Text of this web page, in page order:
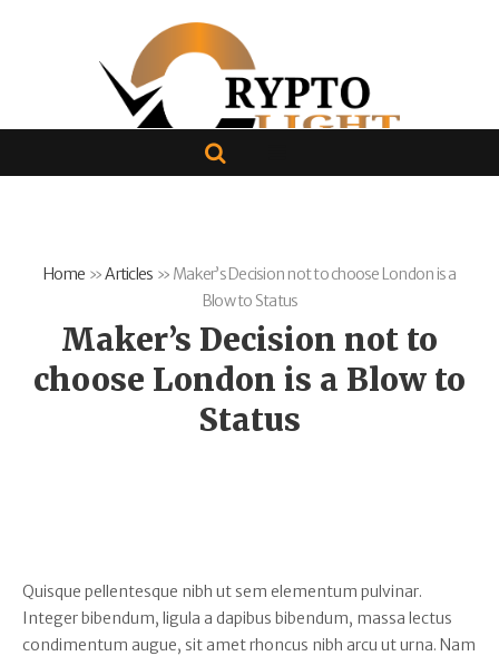
Home »Articles » Maker’s Decision not to choose London is a
Blow to Status
Maker’s Decision not to
choose London is a Blow to
Status
Quisque pellentesque nibh ut sem elementum pulvinar.
Integer bibendum, ligula a dapibus bibendum, massa lectus
condimentum augue, sit amet rhoncus nibh arcu ut urna. Nam